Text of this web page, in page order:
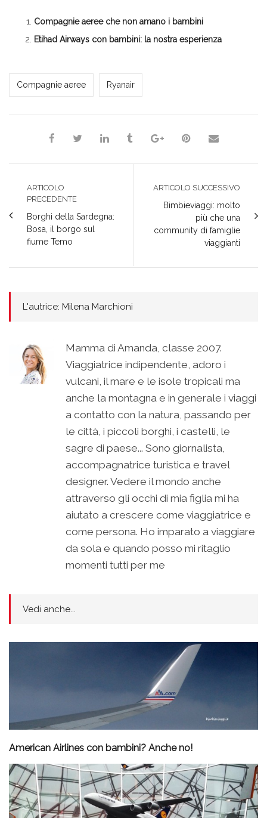
una
finestra)
in
nuova
finestra)
in
nuova
finestra)
in
nuova
finestra)
nuova
Compagnie aeree che non amano i bambini
Etihad Airways con bambini: la nostra esperienza
Milena Marchioni
Compagnie aeree
Ryanair
ARTICOLO
PRECEDENTE
Borghi della Sardegna:
Bosa, il borgo sul
fiume Temo
ARTICOLO SUCCESSIVO
Bimbieviaggi: molto
più che una
community di famiglie
viaggianti
L'autrice: Milena Marchioni
Mamma di Amanda, classe 2007.
Viaggiatrice indipendente, adoro i
vulcani, il mare e le isole tropicali ma
anche la montagna e in generale i viaggi
a contatto con la natura, passando per
le città, i piccoli borghi, i castelli, le
sagre di paese... Sono giornalista,
accompagnatrice turistica e travel
designer. Vedere il mondo anche
attraverso gli occhi di mia figlia mi ha
aiutato a crescere come viaggiatrice e
come persona. Ho imparato a viaggiare
da sola e quando posso mi ritaglio
momenti tutti per me
Vedi anche...
American Airlines con bambini? Anche no!